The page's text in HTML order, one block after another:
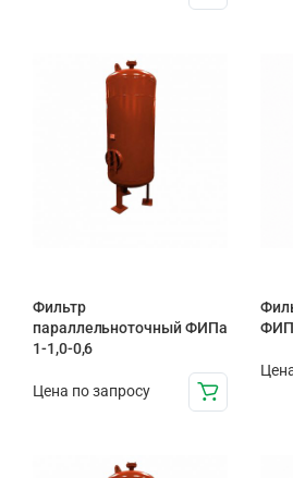
Фильтр
параллельноточный ФИПа
1-1,0-0,6
Цена по запросу